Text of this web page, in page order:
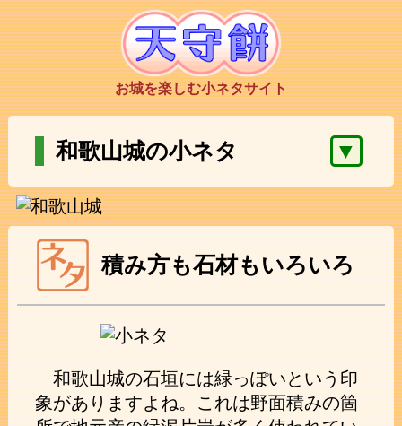
お城を楽しむ小ネタサイト
和歌山城の小ネタ ▼
積み方も石材もいろいろ
和歌山城の石垣には緑っぽいという印
象がありますよね。これは野面積みの箇